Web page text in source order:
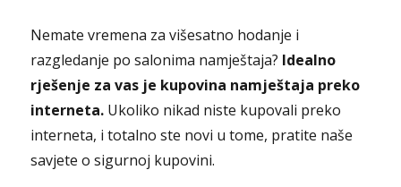
Nemate vremena za višesatno hodanje i
razgledanje po salonima namještaja? Idealno
rješenje za vas je kupovina namještaja preko
interneta. Ukoliko nikad niste kupovali preko
interneta, i totalno ste novi u tome, pratite naše
savjete o sigurnoj kupovini.